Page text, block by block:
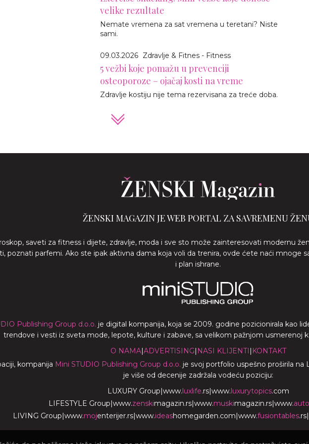
velike rezultate
Nemate vremena za sat vremena u teretani? Niste
sami.
09.03.2026 Zdravlje & Fitnes - Fitness
5 vežbi koje pomažu u prevenciji
osteoporoze – ojačaj kosti na vreme
Zdravlje kostiju nije tema rezervisana za treće doba.
ŽENSKI MAGAZIN JE WEB PORTAL ZA SAVREMENU
saveti za fitness i dijete, zdravlje, moda i sve sto može zainteresovati modernu
poznati parfemi. Ako ste ipak aktivna dama koja voli da trenira, ovde ćete naći mnoge
i plan ishrane.
Publishing Group d.o.o. je digital kompanija, koja se 2009. godine pozicionirala kao
trendove i vesti iz sveta mode, lepote, kulture i zabave, sa velikom pažnjom usmerenoj
O NAMA|ADVERTISING| NASI KLIJENTI | KONTAKT
kompanija Mini STUDIO Publishing Group d.o.o. je svoj portfolio uspešno proširila
je više od decenije zadržala vodeću poziciju:
LUXURY Group|www.luxlife.rs|www.luxurytopics.com
LIFESTYLE Group|www.zenskimagazin.rs|www.muskimagazin.rs|www.auto
LIVING Group|www.mojenterijer.rs|www.ideashomegarden.com|www.fusiontables.rs|